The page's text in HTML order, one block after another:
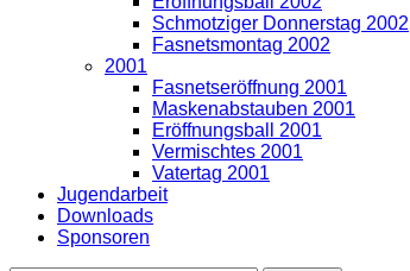
Schmotziger Donnerstag 2002
Fasnetsmontag 2002
2001
Fasnetseröffnung 2001
Maskenabstauben 2001
Eröffnungsball 2001
Vermischtes 2001
Vatertag 2001
Jugendarbeit
Downloads
Sponsoren